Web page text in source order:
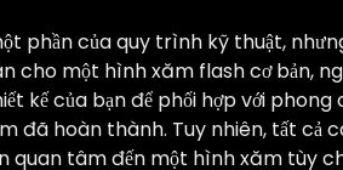
phần của quy trình kỹ thuật,
cho một hình xăm flash cơ bản,
kế của bạn để phối hợp với phong
hoàn thành. Tuy nhiên, tất cả
quan tâm đến một hình xăm tùy